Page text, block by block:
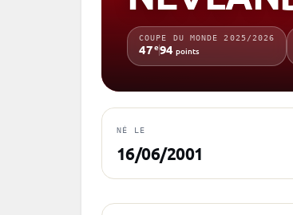
COUPE DU MONDE 2025/2026
47e94 points
NÉ LE
16/06/2001